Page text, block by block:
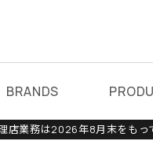
BRANDS
店業務は2026年8月末をもっ